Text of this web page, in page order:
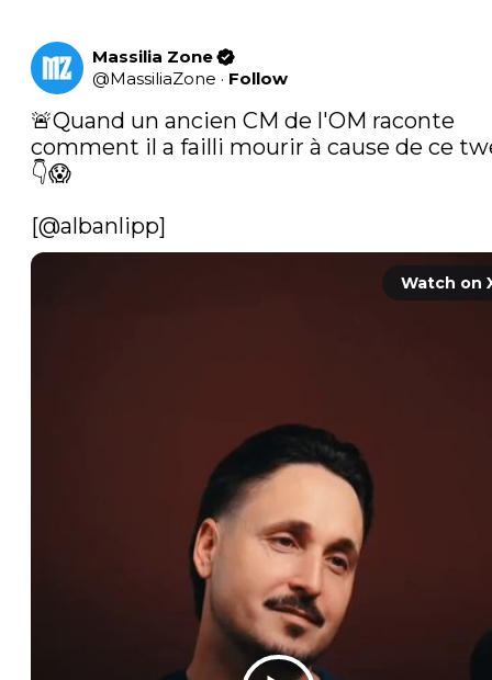
Massilia Zone
@MassiliaZone · Follow
🚨Quand un ancien CM de l'OM raconte
comment il a failli mourir à cause de ce
👇😱
[@albanlipp]
Watch on